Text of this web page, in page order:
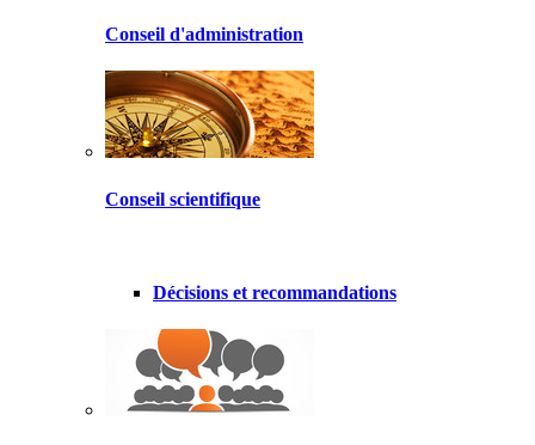
Conseil d'administration
Conseil scientifique
Décisions et recommandations